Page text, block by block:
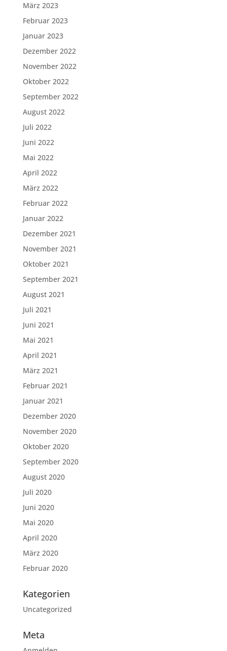
März 2023
Februar 2023
Januar 2023
Dezember 2022
November 2022
Oktober 2022
September 2022
August 2022
Juli 2022
Juni 2022
Mai 2022
April 2022
März 2022
Februar 2022
Januar 2022
Dezember 2021
November 2021
Oktober 2021
September 2021
August 2021
Juli 2021
Juni 2021
Mai 2021
April 2021
März 2021
Februar 2021
Januar 2021
Dezember 2020
November 2020
Oktober 2020
September 2020
August 2020
Juli 2020
Juni 2020
Mai 2020
April 2020
März 2020
Februar 2020
Kategorien
Uncategorized
Meta